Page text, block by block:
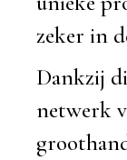
zeker in
Dankzij
netwerk